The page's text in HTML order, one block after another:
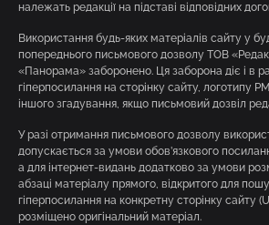
належать редакції на підставі відповідних
Використання будь-яких матеріалів сайту у
попереднього письмового дозволу ТОВ
«Панорама» заборонено. Ця заборона діє і в
гіперпосилання на сторінку сайту, логотипу
іншого згадування, якщо письмовий дозвіл
У разі отримання письмового дозволу
допускається за умови обов’язкового
а для інтернет-видань додатково за умови
абзаці матеріалу прямого, відкритого для
гіперпосилання на конкретну сторінку сайту
розміщено оригінальний матеріал.